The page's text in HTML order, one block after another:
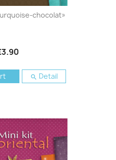
chocolat»
 Detail